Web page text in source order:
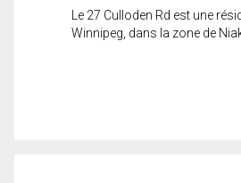
Le 27 Culloden Rd est une
Winnipeg, dans la zone de